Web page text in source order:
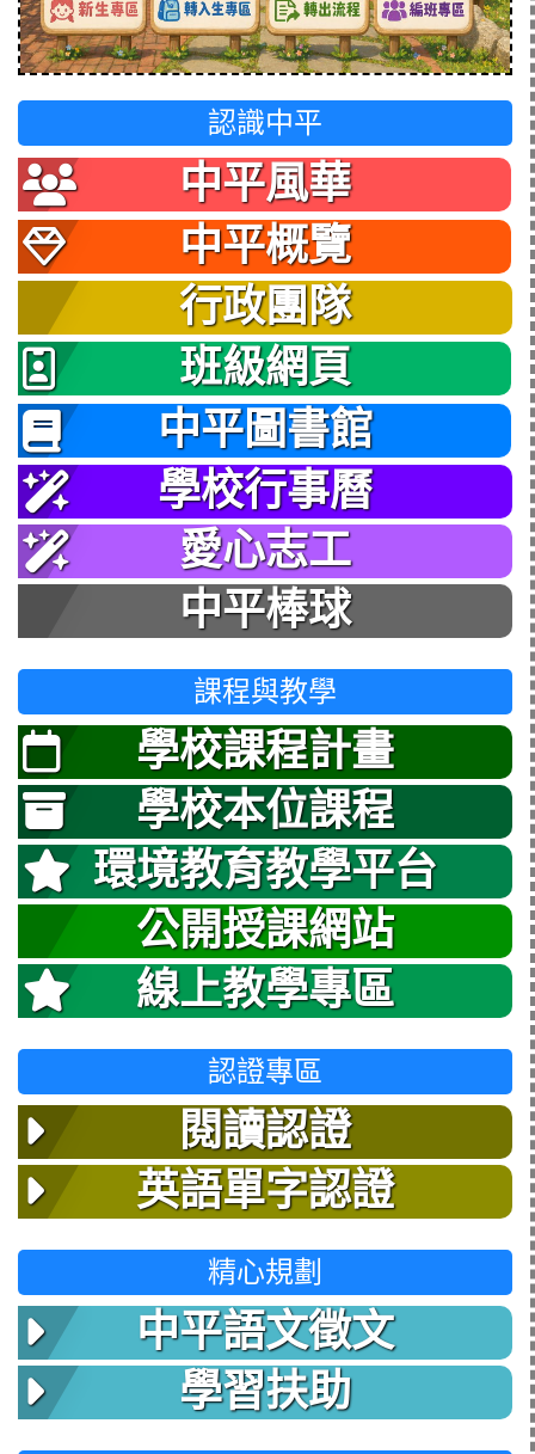
認識中平
中平風華
中平概覽
行政團隊
班級網頁
中平圖書館
學校行事曆
愛心志工
中平棒球
課程與教學
學校課程計畫
學校本位課程
環境教育教學平台
公開授課網站
線上教學專區
認證專區
閱讀認證
英語單字認證
精心規劃
中平語文徵文
學習扶助